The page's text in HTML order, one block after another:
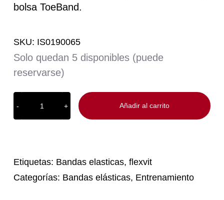
bolsa ToeBand.
SKU: IS0190065
Solo quedan 5 disponibles (puede
reservarse)
Flexvit
ToeBands
Añadir al carrito
Etiquetas: Bandas elasticas,flexvit
Categorías: Bandas elásticas, Entrenamiento